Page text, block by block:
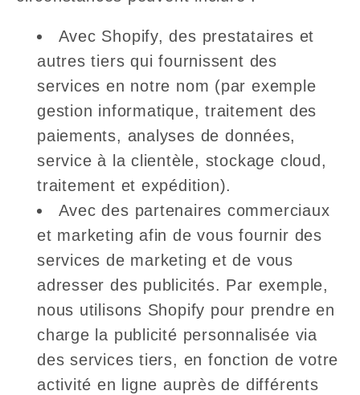
Avec Shopify, des prestataires et
autres tiers qui fournissent des
services en notre nom (par exemple
gestion informatique, traitement des
paiements, analyses de données,
service à la clientèle, stockage cloud,
traitement et expédition).
Avec des partenaires commerciaux
et marketing afin de vous fournir des
services de marketing et de vous
adresser des publicités. Par exemple,
nous utilisons Shopify pour prendre en
charge la publicité personnalisée via
des services tiers, en fonction de votre
activité en ligne auprès de différents